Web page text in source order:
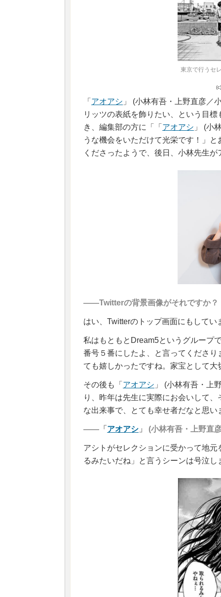
東京で行うセ
「 アオアシ 」 (小林有吾・上野直彦／
リッツの表紙を飾りたい、という目
き、編集部の方に「「 アオアシ 」 (小
うな機会をいただけて光栄です！」
くださったようで、後日、小林先生
――Twitterの背景画像がそれですか？
はい、Twitterのトップ画面にもしてい
私はもともとDream5というグループ
番号５番にしたよ、と言ってくださ
ても嬉しかったですね。家宝として大
その後も「 アオアシ 」 (小林有吾・上
り、昨年は先生に実際にお会いして
な出来事で、とても幸せ者だなと思い
――「 アオアシ 」 (小林有吾・上野直
アシトがセレクションに受かって地
るみたいだね」と言うシーンは号泣し